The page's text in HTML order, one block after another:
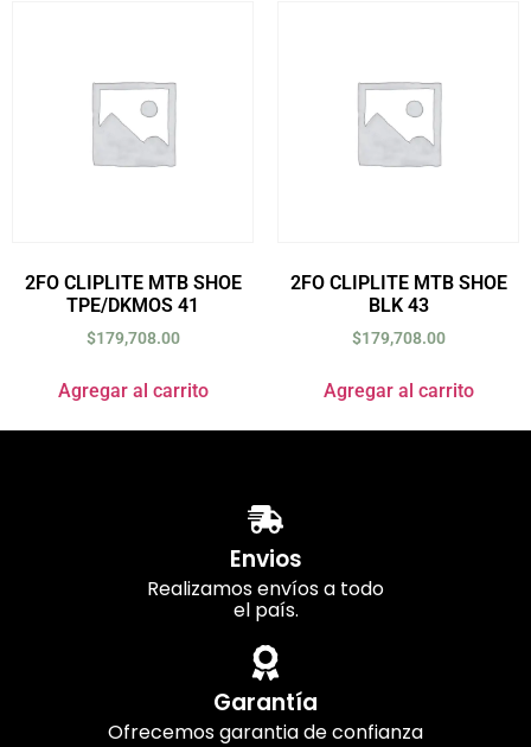
2FO CLIPLITE MTB SHOE
TPE/DKMOS 41
$179,708.00
Agregar al carrito
2FO CLIPLITE MTB SHOE
BLK 43
$179,708.00
Agregar al carrito
Envios
Realizamos envíos a todo
el país.
Garantía
Ofrecemos garantia de confianza